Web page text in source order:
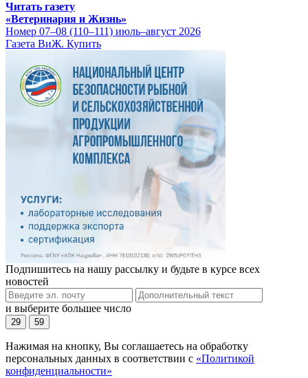
Читать газету
«Ветеринария и Жизнь»
Номер 07–08 (110–111) июль–август 2026
Газета ВиЖ. Купить
Подпишитесь на нашу рассылку и будьте в курсе всех
новостей
и выберите большее число
29 59
Нажимая на кнопку, Вы соглашаетесь на обработку
персональных данных в соответствии с «Политикой
конфиденциальности»